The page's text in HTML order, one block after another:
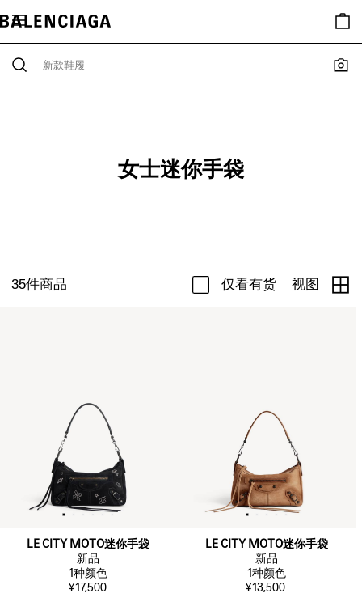
女士迷你手袋
35件商品 仅看有货 视图
LE CITY MOTO迷你手袋
新品
1种颜色
¥17,500
LE CITY MOTO迷你手袋
新品
1种颜色
¥13,500